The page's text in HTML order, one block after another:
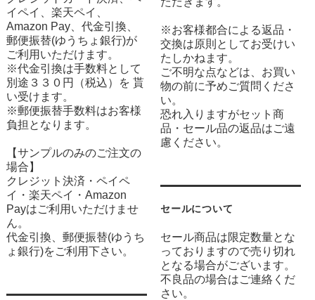
イペイ、楽天ペイ、
Amazon Pay、代金引換、
郵便振替(ゆうちょ銀行)が
ご利用いただけます。
※代金引換は手数料として
別途３３０円（税込）を 貰
い受けます。
※郵便振替手数料はお客様
負担となります。
【サンプルのみのご注文の
場合】
クレジット決済・ペイペ
イ・楽天ペイ・Amazon
Payはご利用いただけませ
ん。
代金引換、郵便振替(ゆうち
ょ銀行)をご利用下さい。
※お客様都合による返品・
交換は原則としてお受けい
たしかねます。
ご不明な点などは、お買い
物の前に予めご質問くださ
い。
恐れ入りますがセット商
品・セール品の返品はご遠
慮ください。
セールについて
セール商品は限定数量とな
っておりますので売り切れ
となる場合がございます。
不良品の場合はご連絡くだ
さい。